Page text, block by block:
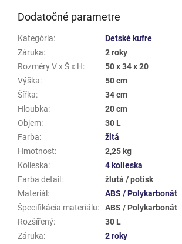
Dodatočné parametre
Kategória:
Detské kufre
Záruka:
2 roky
Rozměry V x Š x H:
50 x 34 x 20
Výška:
50 cm
Šířka:
34 cm
Hloubka:
20 cm
Objem:
30 L
Farba:
žltá
Hmotnost:
2,25 kg
Kolieska:
4 kolieska
Farba detail :
žlutá / potisk
Materiál :
ABS / Polykarbonát
Špecifikácia materiálu:
ABS / Polykarbonát
Rozšířený:
30 L
Záruka:
2 roky